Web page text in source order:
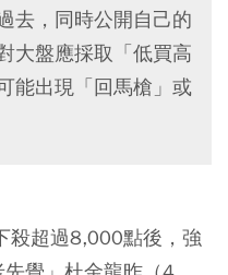
去，同時公開自己的
大盤應採取「低買高
能出現「回馬槍」或
殺超過8,000點後，強